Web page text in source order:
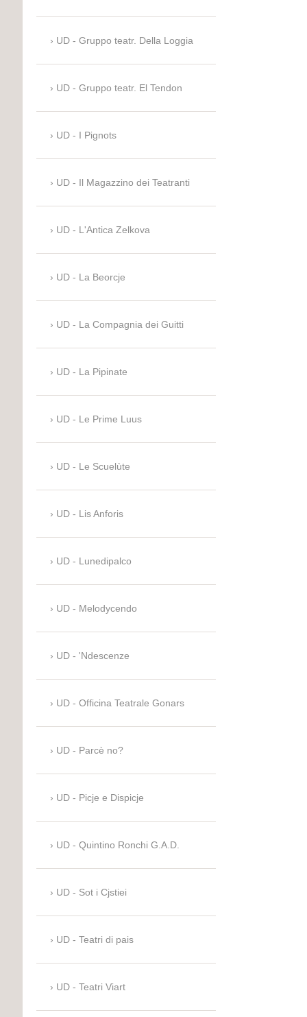
UD - Gruppo teatr. Della Loggia
UD - Gruppo teatr. El Tendon
UD - I Pignots
UD - Il Magazzino dei Teatranti
UD - L'Antica Zelkova
UD - La Beorcje
UD - La Compagnia dei Guitti
UD - La Pipinate
UD - Le Prime Luus
UD - Le Scuelùte
UD - Lis Anforis
UD - Lunedipalco
UD - Melodycendo
UD - 'Ndescenze
UD - Officina Teatrale Gonars
UD - Parcè no?
UD - Picje e Dispicje
UD - Quintino Ronchi G.A.D.
UD - Sot i Cjstiei
UD - Teatri di pais
UD - Teatri Viart